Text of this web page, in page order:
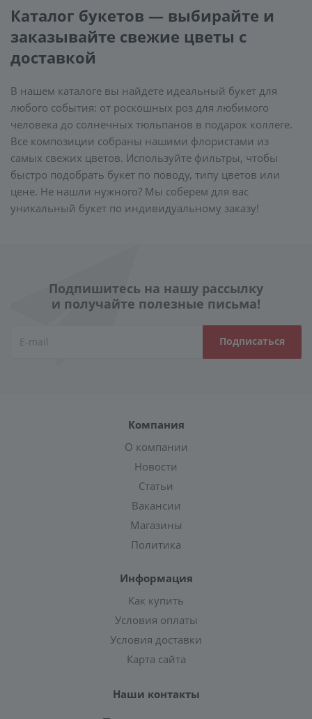
Каталог букетов — выбирайте и
заказывайте свежие цветы с
доставкой
В нашем каталоге вы найдете идеальный букет для
любого события: от роскошных роз для любимого
человека до солнечных тюльпанов в подарок коллеге.
Все композиции собраны нашими флористами из
самых свежих цветов. Используйте фильтры, чтобы
быстро подобрать букет по поводу, типу цветов или
цене. Не нашли нужного? Мы соберем для вас
уникальный букет по индивидуальному заказу!
Подпишитесь на нашу рассылку
и получайте полезные письма!
Компания
О компании
Новости
Статьи
Вакансии
Магазины
Политика
Информация
Как купить
Условия оплаты
Условия доставки
Карта сайта
Наши контакты